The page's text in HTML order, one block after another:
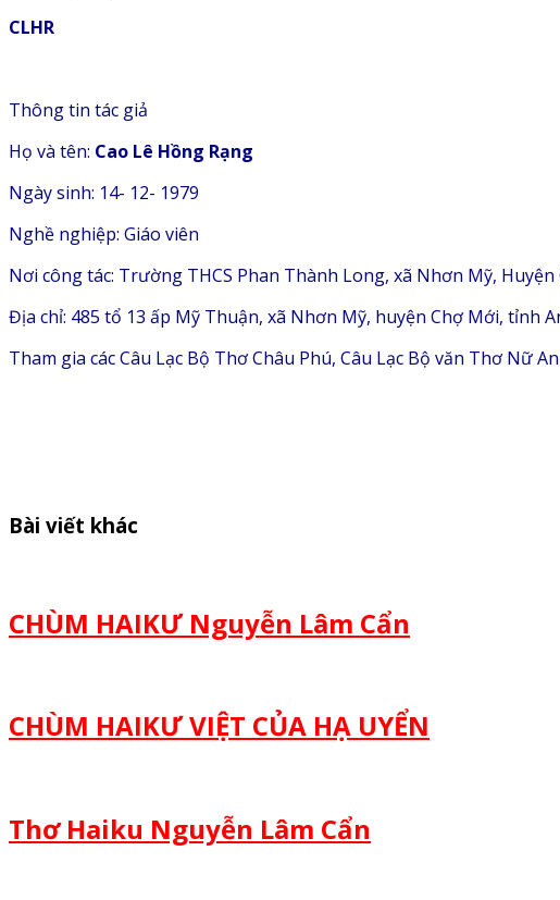
CLHR
Thông tin tác giả
Họ và tên: Cao Lê Hồng Rạng
Ngày sinh: 14- 12- 1979
Nghề nghiệp: Giáo viên
Nơi công tác: Trường THCS Phan Thành Long, xã Nhơn Mỹ,
Địa chỉ: 485 tổ 13 ấp Mỹ Thuận, xã Nhơn Mỹ, huyện Chợ Mới, tỉnh
Tham gia các Câu Lạc Bộ Thơ Châu Phú, Câu Lạc Bộ văn Thơ Nữ
Bài viết khác
CHÙM HAIKƯ Nguyễn Lâm Cẩn
CHÙM HAIKƯ VIỆT CỦA HẠ UYỂN
Thơ Haiku Nguyễn Lâm Cẩn